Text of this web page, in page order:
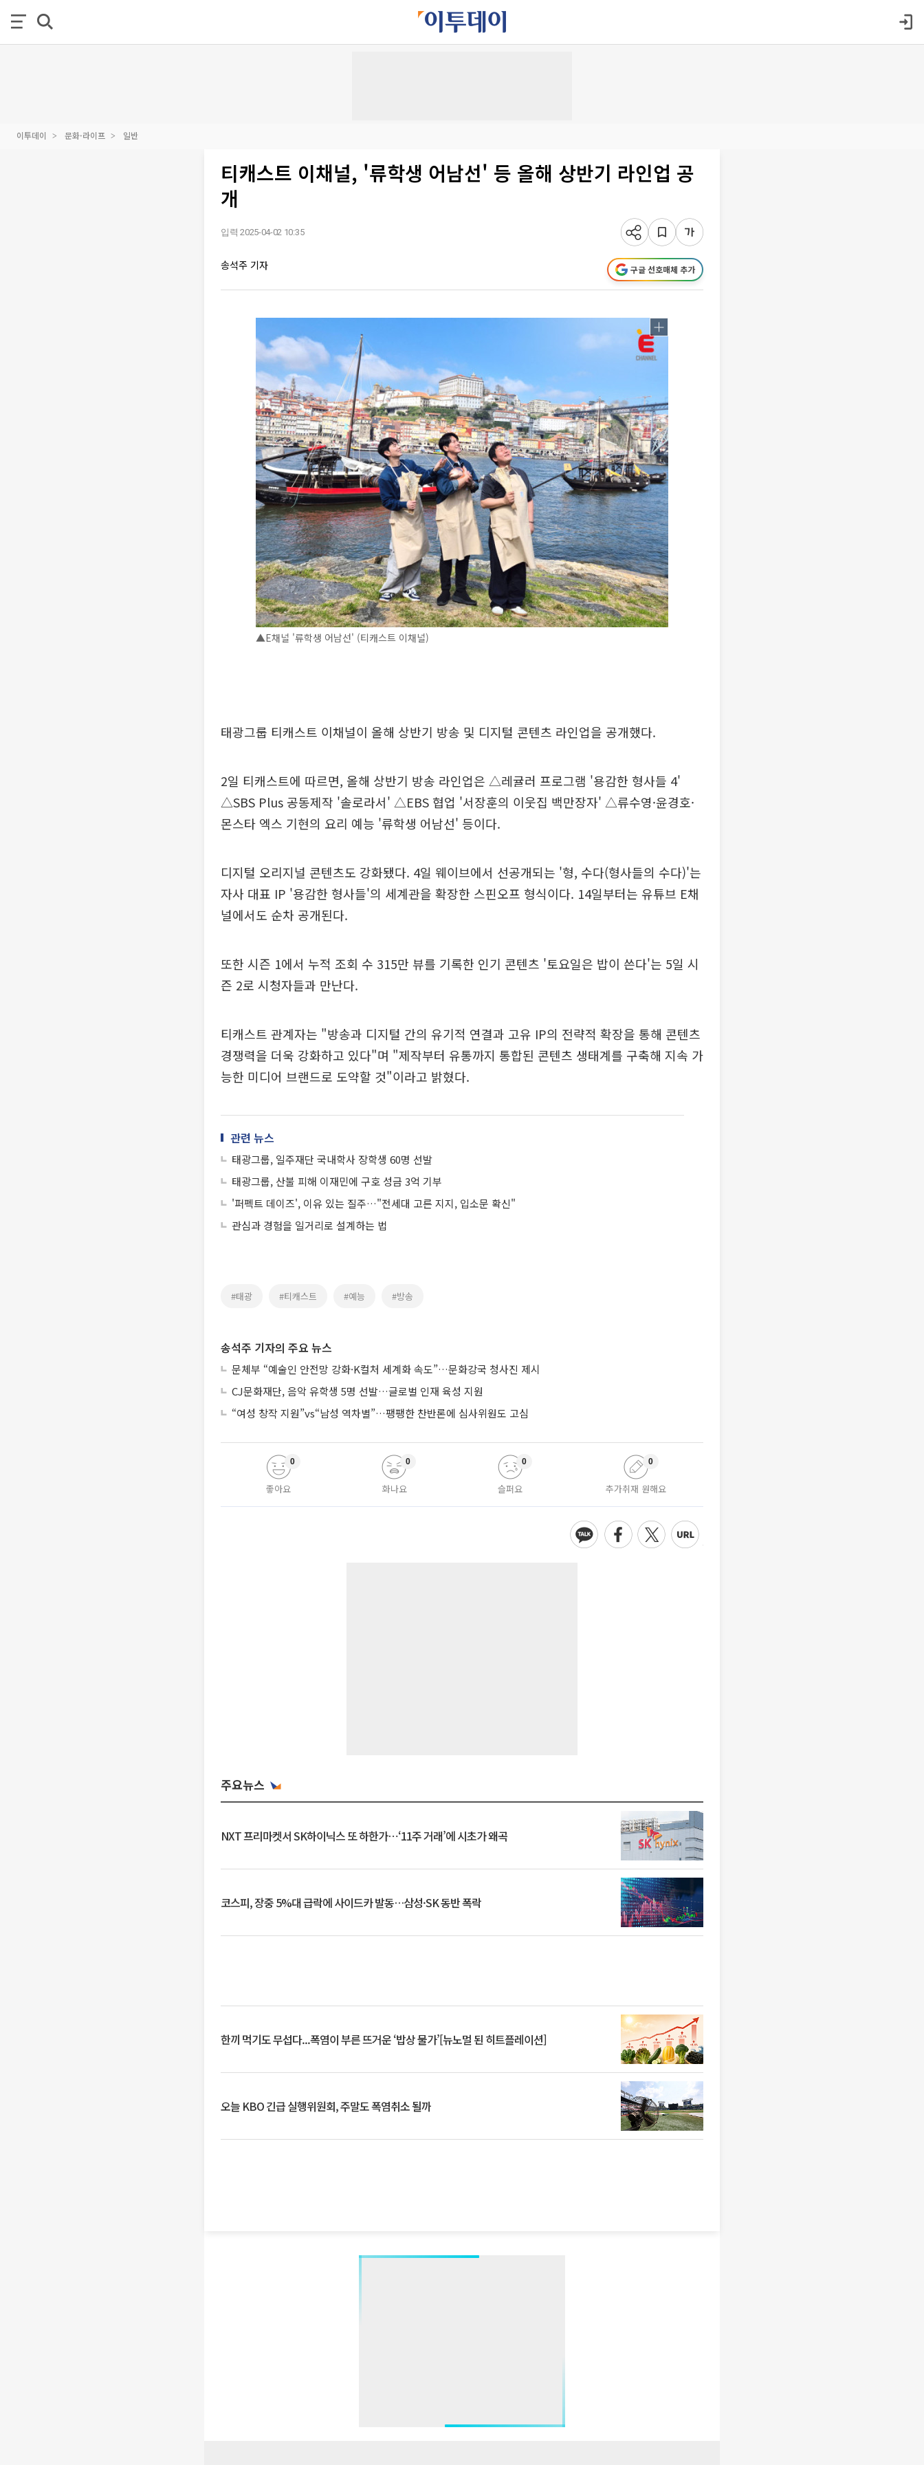
이투데이 문화·라이프 일반
티캐스트 이채널, '류학생 어남선' 등 올해 상반기 라인업 공
개
입력 2025-04-02 10:35
송석주 기자 구글 선호매체 추가
▲E채널 '류학생 어남선' (티캐스트 이채널)
태광그룹 티캐스트 이채널이 올해 상반기 방송 및 디지털 콘텐츠 라인업을 공개했다.
2일 티캐스트에 따르면, 올해 상반기 방송 라인업은 △레귤러 프로그램 '용감한 형사들 4'
△SBS Plus 공동제작 '솔로라서' △EBS 협업 '서장훈의 이웃집 백만장자' △류수영·윤경호·
몬스타 엑스 기현의 요리 예능 '류학생 어남선' 등이다.
디지털 오리지널 콘텐츠도 강화됐다. 4일 웨이브에서 선공개되는 '형, 수다(형사들의 수다)'는
자사 대표 IP '용감한 형사들'의 세계관을 확장한 스핀오프 형식이다. 14일부터는 유튜브 E채
널에서도 순차 공개된다.
또한 시즌 1에서 누적 조회 수 315만 뷰를 기록한 인기 콘텐츠 '토요일은 밥이 쓴다'는 5일 시
즌 2로 시청자들과 만난다.
티캐스트 관계자는 "방송과 디지털 간의 유기적 연결과 고유 IP의 전략적 확장을 통해 콘텐츠
경쟁력을 더욱 강화하고 있다"며 "제작부터 유통까지 통합된 콘텐츠 생태계를 구축해 지속 가
능한 미디어 브랜드로 도약할 것"이라고 밝혔다.
관련 뉴스
태광그룹, 일주재단 국내학사 장학생 60명 선발
태광그룹, 산불 피해 이재민에 구호 성금 3억 기부
'퍼펙트 데이즈', 이유 있는 질주…"전세대 고른 지지, 입소문 확신"
관심과 경험을 일거리로 설계하는 법
#태광 #티캐스트 #예능 #방송
송석주 기자의 주요 뉴스
문체부 “예술인 안전망 강화·K컬처 세계화 속도”…문화강국 청사진 제시
CJ문화재단, 음악 유학생 5명 선발…글로벌 인재 육성 지원
“여성 창작 지원”vs“남성 역차별”…팽팽한 찬반론에 심사위원도 고심
좋아요
0
화나요
0
슬퍼요
0
추가취재 원해요
0
주요뉴스
NXT 프리마켓서 SK하이닉스 또 하한가⋯‘11주 거래’에 시초가 왜곡
코스피, 장중 5%대 급락에 사이드카 발동…삼성·SK 동반 폭락
한끼 먹기도 무섭다...폭염이 부른 뜨거운 ‘밥상 물가’[뉴노멀 된 히트플레이션]
오늘 KBO 긴급 실행위원회, 주말도 폭염취소 될까